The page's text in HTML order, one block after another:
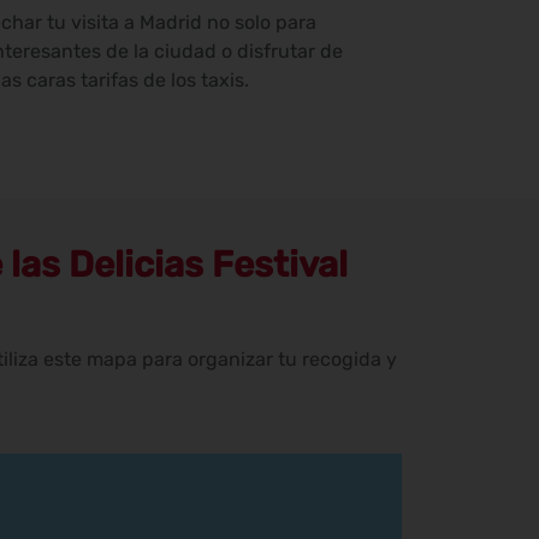
tu visita a Madrid no solo para
de la ciudad o disfrutar de
caras tarifas de los taxis.
Delicias Festival
este mapa para organizar tu recogida y